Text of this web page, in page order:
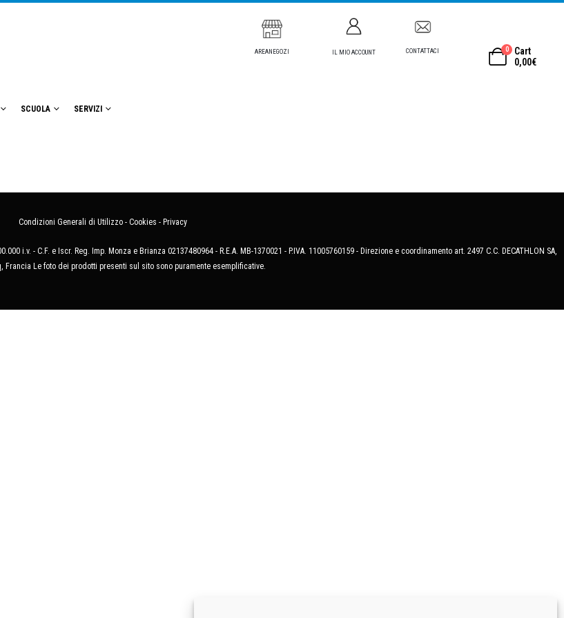
AREANEGOZI IL MIO ACCOUNT CONTATTACI 0
Cart
0,00€
SCUOLA SERVIZI
Condizioni Generali di Utilizzo - Cookies - Privacy
i.v. - C.F. e Iscr. Reg. Imp. Monza e Brianza 02137480964 - R.E.A. MB-1370021 - P.IVA. 11005760159 - Direzione e coordinamento art. 2497 C.C. DECATHLON SA,
Francia Le foto dei prodotti presenti sul sito sono puramente esemplificative.